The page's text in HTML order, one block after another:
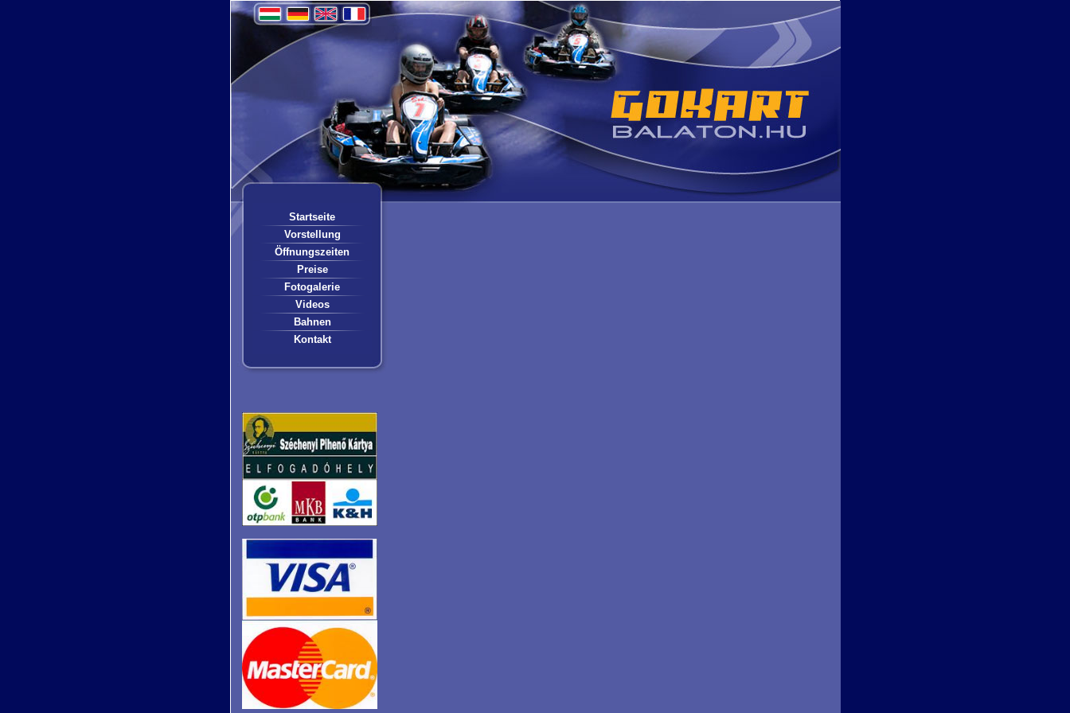
Startseite
Vorstellung
Öffnungszeiten
Preise
Fotogalerie
Videos
Bahnen
Kontakt